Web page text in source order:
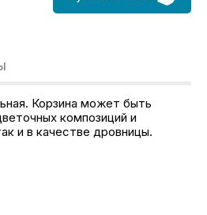
Корзина может быть
композиций и
и в качестве дровницы.